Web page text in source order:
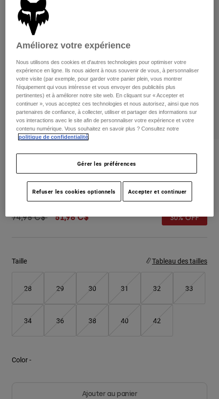
Pants
Goggles
Guards & Protection
Gloves
Jackets & Hydration Vests
Base Layers
Replacement Parts
Shorts
Pants
Pads & Protection
Jackets
Gloves
Goggles
Bottles & Hydration Packs
Socks
Pants
Shorts
Tout acheter
Womens
Hats
Shirts
Sweatshirts
Jackets
Pants
Tout acheter
Hats
Shorts
Tout acheter
Critiques
Overhead 18" Boardshorts
32313
Price reduced from
74,95 C$to51,98 C$ 30% OFF
Taille Tableau des tailles
28 29 30 31 32 33
34 36 38 40 42
Color -
Ajouter au panier
Améliorez votre expérience
Nous utilisons des cookies et d'autres technologies pour optimiser votre
expérience en ligne. Ils nous aident à nous souvenir de vous, à personnaliser
votre visite (par exemple, pour garder votre panier plein, vous montrer
l'équipement qui vous intéresse et vous envoyer des publicités plus
pertinentes) et à améliorer notre site web. En cliquant sur « Accepter et
continuer », vous acceptez ces technologies et nous autorisez, ainsi que nos
partenaires de confiance, à collecter, utiliser et partager des informations sur
vos interactions avec le site afin de personnaliser votre expérience et votre
contenu numérique. Vous souhaitez en savoir plus ? Consultez notre
politique de confidentialité
Gérer les préférences
Refuser les cookies optionnels Accepter et continuer